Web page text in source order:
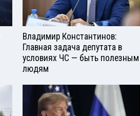
Владимир Константинов:
Главная задача депутата в
условиях ЧС — быть полезным
людям